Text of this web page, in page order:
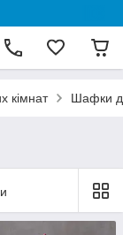
кімнат Шафки